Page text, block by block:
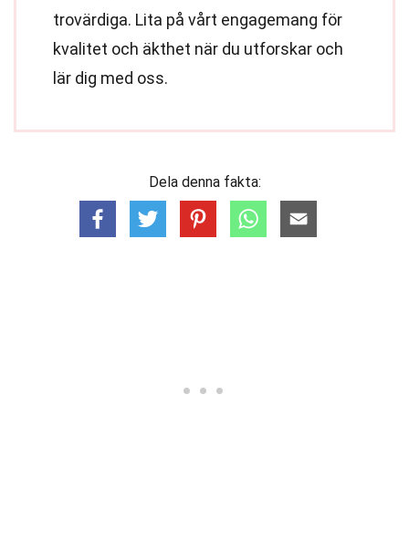
trovärdiga. Lita på vårt engagemang för
kvalitet och äkthet när du utforskar och
lär dig med oss.
Dela denna fakta: